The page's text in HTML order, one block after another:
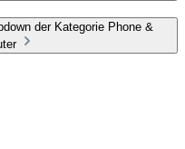
der Kategorie Phone &